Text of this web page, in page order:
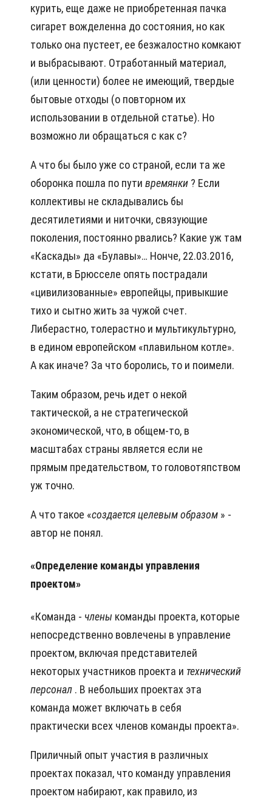
курить, еще даже не приобретенная пачка
сигарет вожделенна до состояния, но как
только она пустеет, ее безжалостно комкают
и выбрасывают. Отработанный материал,
(или ценности) более не имеющий, твердые
бытовые отходы (о повторном их
использовании в отдельной статье). Но
возможно ли обращаться с как с?
А что бы было уже со страной, если та же
оборонка пошла по пути времянки ? Если
коллективы не складывались бы
десятилетиями и ниточки, связующие
поколения, постоянно рвались? Какие уж там
«Каскады» да «Булавы»… Нонче, 22.03.2016,
кстати, в Брюсселе опять пострадали
«цивилизованные» европейцы, привыкшие
тихо и сытно жить за чужой счет.
Либерастно, толерастно и мультикультурно,
в едином европейском «плавильном котле».
А как иначе? За что боролись, то и поимели.
Таким образом, речь идет о некой
тактической, а не стратегической
экономической, что, в общем-то, в
масштабах страны является если не
прямым предательством, то головотяпством
уж точно.
А что такое «создаетсяцелевым образом » -
автор не понял.
«Определение команды управления
проектом»
«Команда - члены команды проекта, которые
непосредственно вовлечены в управление
проектом, включая представителей
некоторых участников проекта и технический
персонал . В небольших проектах эта
команда может включать в себя
практически всех членов команды проекта».
Приличный опыт участия в различных
проектах показал, что команду управления
проектом набирают, как правило, из